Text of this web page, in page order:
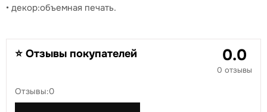
• декор:объемная печать.
⭐ Отзывы покупателей 0.0
0 отзывы
Отзывы:0